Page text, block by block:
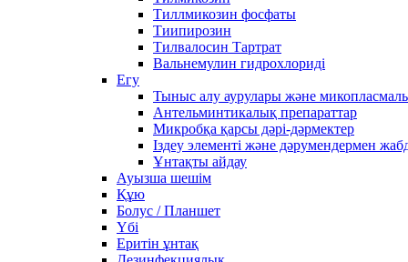
Тиллмикозин фосфаты
Тиипирозин
Тилвалосин Тартрат
Вальнемулин гидрохлориді
Егу
Тыныс алу аурулары және
Антельминтикалық препараттар
Микробқа қарсы дәрі-дәрмектер
Іздеу элементі және дәрумендермен
Ұнтақты айдау
Ауызша шешім
Құю
Болус / Планшет
Үбі
Еритін ұнтақ